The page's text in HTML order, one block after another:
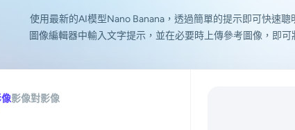
使用最新的AI模型Nano Banana，透過簡單的提示即可快速
圖像編輯器中輸入文字提示，並在必要時上傳參考圖像，即
影像對影像